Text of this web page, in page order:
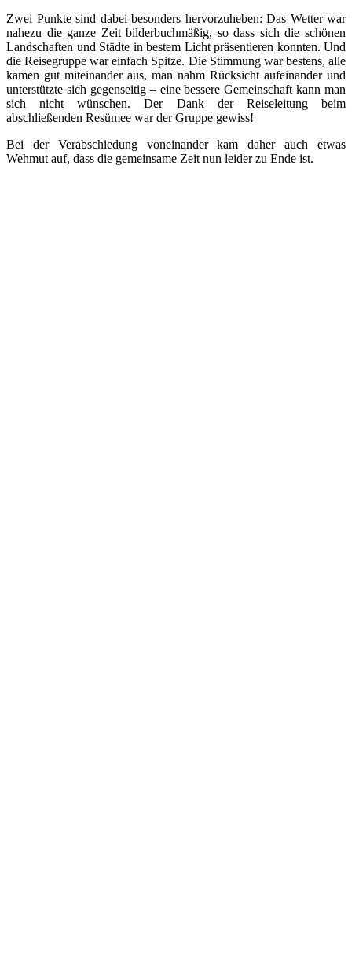
Zwei Punkte sind dabei besonders hervorzuheben: Das Wetter war
nahezu die ganze Zeit bilderbuchmäßig, so dass sich die schönen
Landschaften und Städte in bestem Licht präsentieren konnten. Und
die Reisegruppe war einfach Spitze. Die Stimmung war bestens, alle
kamen gut miteinander aus, man nahm Rücksicht aufeinander und
unterstützte sich gegenseitig – eine bessere Gemeinschaft kann man
sich nicht wünschen. Der Dank der Reiseleitung beim
abschließenden Resümee war der Gruppe gewiss!
Bei der Verabschiedung voneinander kam daher auch etwas
Wehmut auf, dass die gemeinsame Zeit nun leider zu Ende ist.